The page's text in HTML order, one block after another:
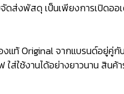
ดส่งพัสดุ เป็นเพียงการเปิดอ
งแท้ Original จากแบรนด์อยู่
ใส่ใช้งานได้อย่างยาวนาน สินค้